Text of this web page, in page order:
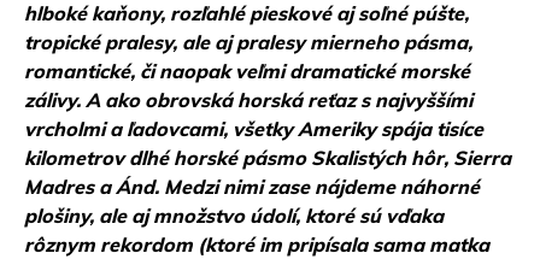
hlboké kaňony, rozľahlé pieskové aj soľné púšte,
tropické pralesy, ale aj pralesy mierneho pásma,
romantické, či naopak veľmi dramatické morské
zálivy. A ako obrovská horská reťaz s najvyššími
vrcholmi a ľadovcami, všetky Ameriky spája tisíce
kilometrov dlhé horské pásmo Skalistých hôr, Sierra
Madres a Ánd. Medzi nimi zase nájdeme náhorné
plošiny, ale aj množstvo údolí, ktoré sú vďaka
rôznym rekordom (ktoré im pripísala sama matka